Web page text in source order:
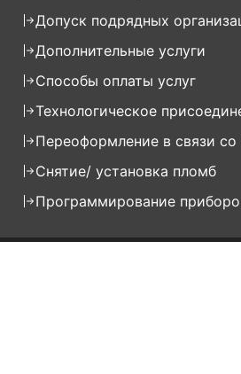
Допуск подрядных
Дополнительные услуги
Способы оплаты услуг
Технологическое
Переоформление в связи
Снятие/ установка пломб
Программирование